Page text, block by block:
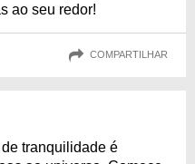
ao seu redor!
COMPARTILHAR
tranquilidade é